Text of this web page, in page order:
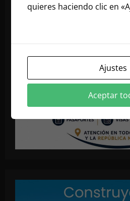
quieres haciendo clic en
Ajustes
Aceptar